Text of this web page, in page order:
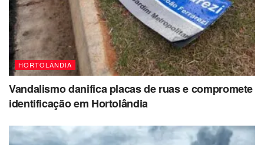
HORTOLÂNDIA
Vandalismo danifica placas de ruas e compromete
identificação em Hortolândia